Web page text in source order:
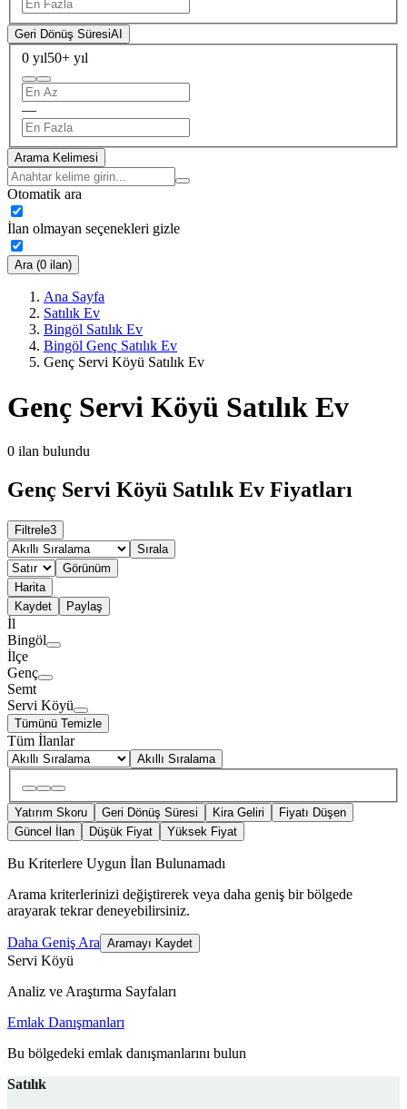
Geri Dönüş SüresiAI
0 yıl50+ yıl
—
Arama Kelimesi
Otomatik ara
İlan olmayan seçenekleri gizle
Ara (0 ilan)
Ana Sayfa
Satılık Ev
Bingöl Satılık Ev
Bingöl Genç Satılık Ev
Genç Servi Köyü Satılık Ev
Genç Servi Köyü Satılık Ev
0 ilan bulundu
Genç Servi Köyü Satılık Ev Fiyatları
Filtrele3
Sırala
Görünüm
Harita
Kaydet
Paylaş
İl
Bingöl
İlçe
Genç
Semt
Servi Köyü
Tümünü Temizle
Tüm İlanlar
Akıllı Sıralama
Yatırım Skoru Geri Dönüş Süresi Kira Geliri
Fiyatı Düşen
Güncel İlan
Düşük Fiyat Yüksek Fiyat
Bu Kriterlere Uygun İlan Bulunamadı
Arama kriterlerinizi değiştirerek veya daha geniş bir bölgede
arayarak tekrar deneyebilirsiniz.
Daha Geniş Ara Aramayı Kaydet
Servi Köyü
Analiz ve Araştırma Sayfaları
Emlak Danışmanları
Bu bölgedeki emlak danışmanlarını bulun
Satılık